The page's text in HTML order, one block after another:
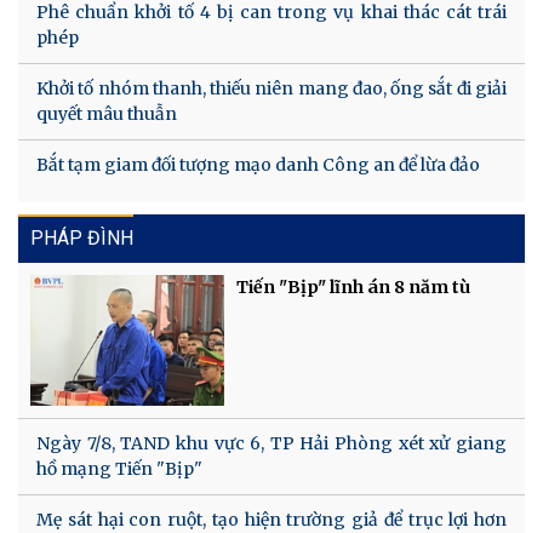
Phê chuẩn khởi tố 4 bị can trong vụ khai thác cát trái
phép
Khởi tố nhóm thanh, thiếu niên mang đao, ống sắt đi giải
quyết mâu thuẫn
Bắt tạm giam đối tượng mạo danh Công an để lừa đảo
PHÁP ĐÌNH
Tiến "Bịp" lĩnh án 8 năm tù
Ngày 7/8, TAND khu vực 6, TP Hải Phòng xét xử giang
hồ mạng Tiến "Bịp"
Mẹ sát hại con ruột, tạo hiện trường giả để trục lợi hơn